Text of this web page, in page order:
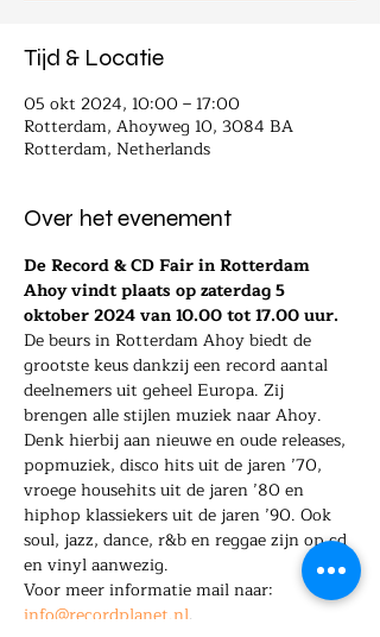
Tijd & Locatie
05 okt 2024, 10:00 – 17:00
Rotterdam, Ahoyweg 10, 3084 BA
Rotterdam, Netherlands
Over het evenement
De Record & CD Fair in Rotterdam
Ahoy vindt plaats op zaterdag 5
oktober 2024 van 10.00 tot 17.00 uur.
De beurs in Rotterdam Ahoy biedt de
grootste keus dankzij een record aantal
deelnemers uit geheel Europa. Zij
brengen alle stijlen muziek naar Ahoy.
Denk hierbij aan nieuwe en oude releases,
popmuziek, disco hits uit de jaren ’70,
vroege househits uit de jaren ’80 en
hiphop klassiekers uit de jaren ’90. Ook
soul, jazz, dance, r&b en reggae zijn op cd
en vinyl aanwezig.
Voor meer informatie mail naar:
info@recordplanet.nl.